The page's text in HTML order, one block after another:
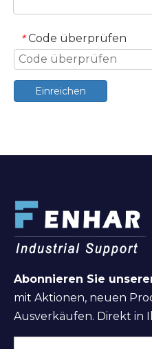
* Code überprüfen
Einreichen
Abonnieren Sie
mit Aktionen, neuen
Ausverkäufen. Direkt in